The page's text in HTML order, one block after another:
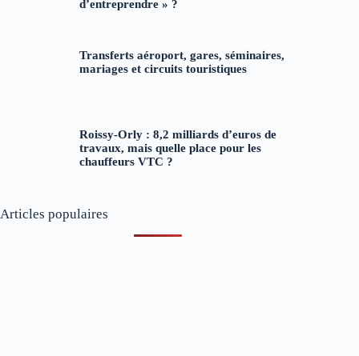
d’entreprendre » ?
Transferts aéroport, gares, séminaires,
mariages et circuits touristiques
Roissy-Orly : 8,2 milliards d’euros de
travaux, mais quelle place pour les
chauffeurs VTC ?
Articles populaires